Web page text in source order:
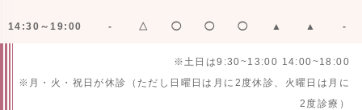
14:30～19:00 - △ ◯ ◯ ◯ ▲ ▲ -
※土日は9:30~13:00 14:00~18:00
※月・火・祝日が休診（ただし日曜日は月に2度休診、火曜日は月に
2度診療）